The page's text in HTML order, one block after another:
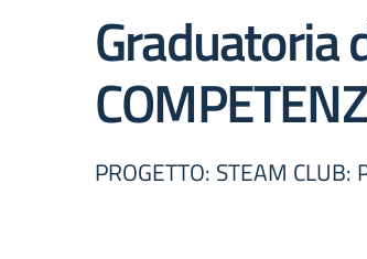
Graduatoria
PROGETTO: STEAM